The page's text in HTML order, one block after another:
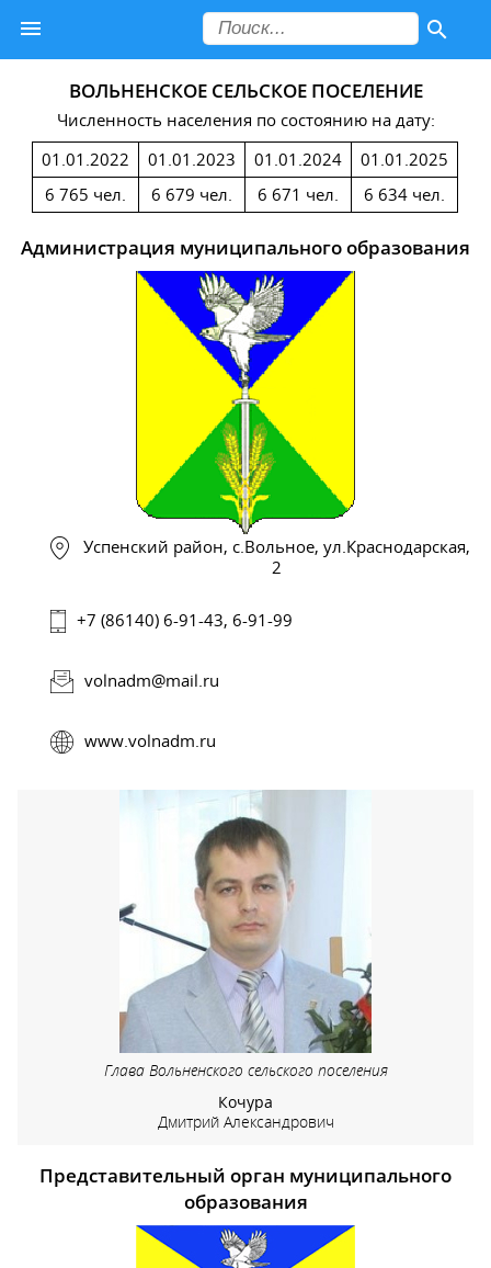
ВОЛЬНЕНСКОЕ СЕЛЬСКОЕ ПОСЕЛЕНИЕ
Численность населения по состоянию на дату:
01.01.2022
6 765 чел.
01.01.2023
6 679 чел.
01.01.2024
6 671 чел.
01.01.2025
6 634 чел.
Администрация муниципального образования
Успенский район, с.Вольное, ул.Краснодарская,
2
+7 (86140) 6-91-43, 6-91-99
volnadm@mail.ru
www.volnadm.ru
Глава Вольненского сельского поселения
Кочура
Дмитрий Александрович
Представительный орган муниципального
образования